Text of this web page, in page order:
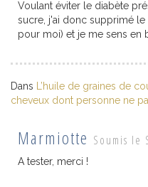
Voulant éviter le diabète
sucre, j'ai donc supprimé
pour moi) et je me sens en
Dans
L’huile de graines de
cheveux dont personne ne
Marmiotte Soumis le
A tester, merci !